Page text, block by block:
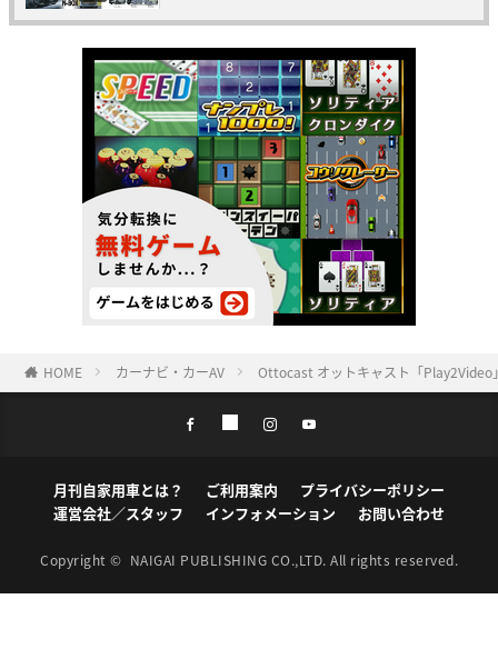
HOME カーナビ・カーAV Ottocast オットキャスト「
月刊自家用車とは？ ご利用案内
プライバシーポリシー
運営会社／スタッフ
インフォメーション お問い合わせ
Copyright © NAIGAI PUBLISHING CO.,LTD. All rights reserved.